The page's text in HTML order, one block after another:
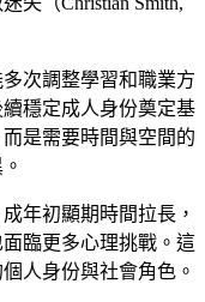
次調整學習和職業方
穩定成人身份奠定基
是需要時間與空間的
年初顯期時間拉長，
臨更多心理挑戰。這
人身份與社會角色。